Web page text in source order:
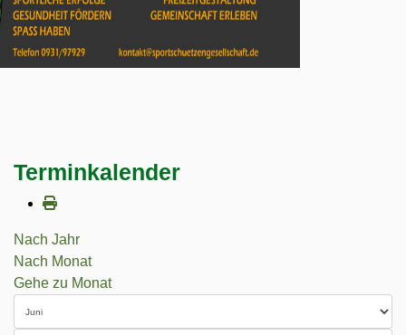
Terminkalender
Nach Jahr
Nach Monat
Gehe zu Monat